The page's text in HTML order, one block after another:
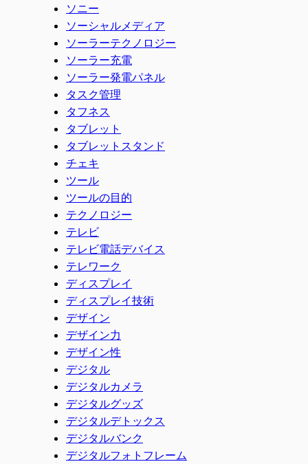
ソニー
ソーシャルメディア
ソーラーテクノロジー
ソーラー充電
ソーラー発電パネル
タスク管理
タフネス
タブレット
タブレットスタンド
チェキ
ツール
ツールの目的
テクノロジー
テレビ
テレビ電話デバイス
テレワーク
ディスプレイ
ディスプレイ技術
デザイン
デザイン力
デザイン性
デジタル
デジタルカメラ
デジタルグッズ
デジタルデトックス
デジタルバンク
デジタルフォトフレーム